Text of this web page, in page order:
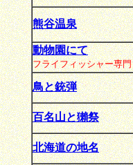
熊谷温泉
動物園にて
フライフィッシャー専門
鳥と銃弾
百名山と獺祭
北海道の地名